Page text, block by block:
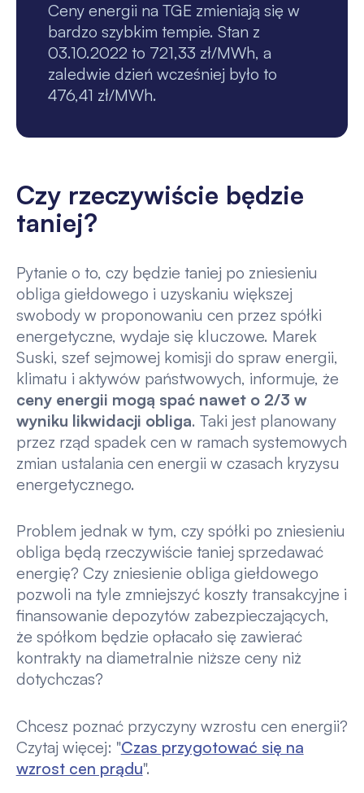
Ceny energii na TGE zmieniają się w
bardzo szybkim tempie. Stan z
03.10.2022 to 721,33 zł/MWh, a
zaledwie dzień wcześniej było to
476,41 zł/MWh.
Czy rzeczywiście będzie
taniej?
Pytanie o to, czy będzie taniej po zniesieniu
obliga giełdowego i uzyskaniu większej
swobody w proponowaniu cen przez spółki
energetyczne, wydaje się kluczowe. Marek
Suski, szef sejmowej komisji do spraw energii,
klimatu i aktywów państwowych, informuje, że
ceny energii mogą spać nawet o 2/3 w
wyniku likwidacji obliga. Taki jest planowany
przez rząd spadek cen w ramach systemowych
zmian ustalania cen energii w czasach kryzysu
energetycznego.
Problem jednak w tym, czy spółki po zniesieniu
obliga będą rzeczywiście taniej sprzedawać
energię? Czy zniesienie obliga giełdowego
pozwoli na tyle zmniejszyć koszty transakcyjne i
finansowanie depozytów zabezpieczających,
że spółkom będzie opłacało się zawierać
kontrakty na diametralnie niższe ceny niż
dotychczas?
Chcesz poznać przyczyny wzrostu cen energii?
Czytaj więcej: "Czas przygotować się na
wzrost cen prądu".